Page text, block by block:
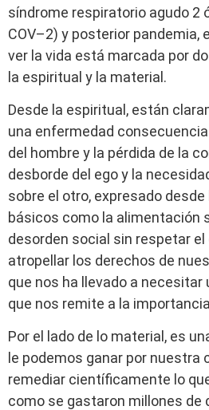
síndrome respiratorio agudo 2
COV–2) y posterior pandemia,
ver la vida está marcada por
la espiritual y la material.
Desde la espiritual, están
una enfermedad
del hombre y la pérdida de la
desborde del ego y la
sobre el otro, expresado
básicos como la alimentación
desorden social sin respetar el
atropellar los derechos de
que nos ha llevado a
que nos remite a la
Por el lado de lo material, es
le podemos ganar por nuestra
remediar científicamente lo
como se gastaron millones de